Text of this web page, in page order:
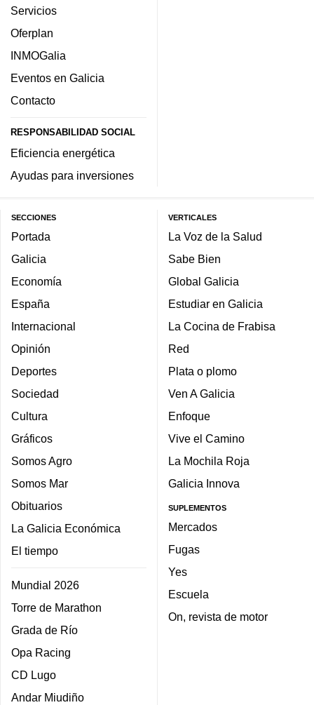
Servicios
Oferplan
INMOGalia
Eventos en Galicia
Contacto
RESPONSABILIDAD SOCIAL
Eficiencia energética
Ayudas para inversiones
SECCIONES
Portada
Galicia
Economía
España
Internacional
Opinión
Deportes
Sociedad
Cultura
Gráficos
Somos Agro
Somos Mar
Obituarios
La Galicia Económica
El tiempo
Mundial 2026
Torre de Marathon
Grada de Río
Opa Racing
CD Lugo
Andar Miudiño
VERTICALES
La Voz de la Salud
Sabe Bien
Global Galicia
Estudiar en Galicia
La Cocina de Frabisa
Red
Plata o plomo
Ven A Galicia
Enfoque
Vive el Camino
La Mochila Roja
Galicia Innova
SUPLEMENTOS
Mercados
Fugas
Yes
Escuela
On, revista de motor